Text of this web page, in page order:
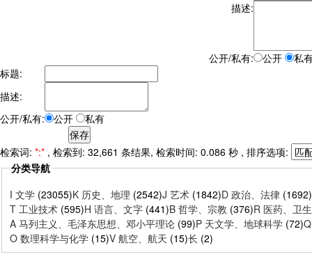
描述:
公开/私有: 公开
私
标题:
描述:
公开/私有:
公开 私有
检索词: *:* , 检索到: 32,661 条结果, 检索时间: 0.086 秒 , 排序选项:
分类导航
I 文学 (23055)K 历史、地理 (2542)J 艺术 (1842)D 政治、法律 (1692)
T 工业技术 (595)H 语言、文字 (441)B 哲学、宗教 (376)R 医药、卫
A 马列主义、毛泽东思想、邓小平理论 (99)P 天文学、地球科学 (72)
O 数理科学与化学 (15)V 航空、航天 (15)长 (2)